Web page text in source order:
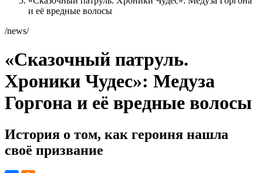
и её вредные волосы
/news/
«Сказочный патруль.
Хроники Чудес»: Медуза
Горгона и её вредные волосы
История о том, как героиня нашла
своё призвание